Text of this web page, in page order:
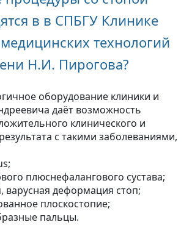
в в СПБГУ Клинике
технологий
Н.И. Пирогова?
оборудование клиники и
даёт возможность
клинического и
с такими заболеваниями,
плюснефалангового сустава;
варусная деформация стоп;
плоскостопие;
пальцы.